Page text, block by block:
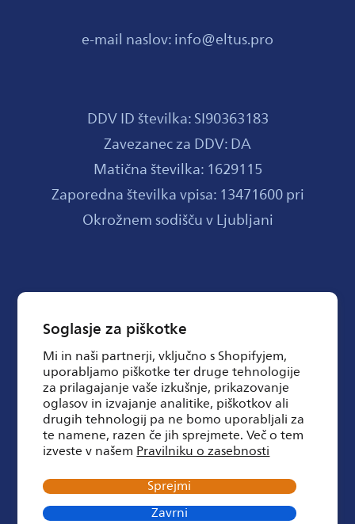
Soglasje za piškotke
Mi in naši partnerji, vključno s Shopifyjem,
uporabljamo piškotke ter druge tehnologije
za prilagajanje vaše izkušnje, prikazovanje
oglasov in izvajanje analitike, piškotkov ali
drugih tehnologij pa ne bomo uporabljali za
te namene, razen če jih sprejmete. Več o tem
izveste v našemPravilniku o zasebnosti
Sprejmi
Zavrni
e-mail naslov: info@eltus.pro
DDV ID številka: SI90363183
Zavezanec za DDV: DA
Matična številka: 1629115
Zaporedna številka vpisa: 13471600 pri
Okrožnem sodišču v Ljubljani
Trgovino vodi Eltus Plus d.o.o.
(Tbilisijska ulica 59, 1000 Ljubljana,
Slovenija), v imenu blagovne znamke
Philips
Created byDigismoothie